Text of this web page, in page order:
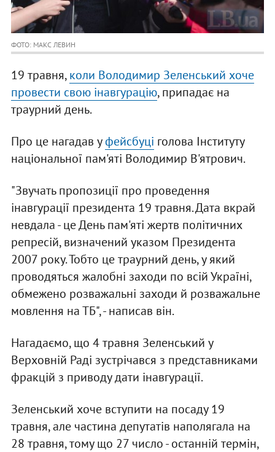
ФОТО: МАКС ЛЕВИН
19 травня,коли Володимир Зеленський хоче
провести свою інавгурацію, припадає на
траурний день.
Про це нагадав уфейсбуці голова Інституту
національної пам'яті Володимир В'ятрович.
"Звучать пропозиції про проведення
інавгурації президента 19 травня. Дата вкрай
невдала - це День пам'яті жертв політичних
репресій, визначений указом Президента
2007 року. Тобто це траурний день, у який
проводяться жалобні заходи по всій Україні,
обмежено розважальні заходи й розважальне
мовлення на ТБ", - написав він.
Нагадаємо, що 4 травня Зеленський у
Верховній Раді зустрічався з представниками
фракцій з приводу дати інавгурації.
Зеленський хоче вступити на посаду 19
травня, але частина депутатів наполягала на
28 травня, тому що 27 число - останній термін,